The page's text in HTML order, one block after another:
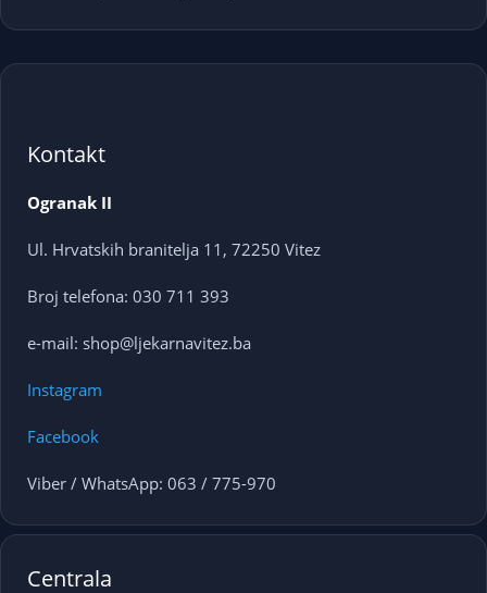
Kontakt
Ogranak II
Ul. Hrvatskih branitelja 11, 72250 Vitez
Broj telefona: 030 711 393
e-mail: shop@ljekarnavitez.ba
Instagram
Facebook
Viber / WhatsApp: 063 / 775-970
Centrala